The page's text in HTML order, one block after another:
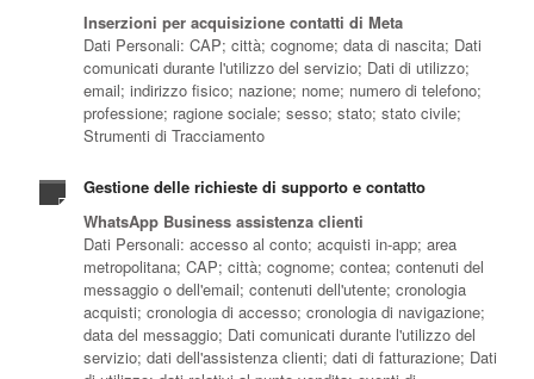
Inserzioni per acquisizione contatti di Meta
Dati Personali: CAP; città; cognome; data di nascita; Dati
comunicati durante l'utilizzo del servizio; Dati di utilizzo;
email; indirizzo fisico; nazione; nome; numero di telefono;
professione; ragione sociale; sesso; stato; stato civile;
Strumenti di Tracciamento
Gestione delle richieste di supporto e contatto
WhatsApp Business assistenza clienti
Dati Personali: accesso al conto; acquisti in-app; area
metropolitana; CAP; città; cognome; contea; contenuti del
messaggio o dell'email; contenuti dell'utente; cronologia
acquisti; cronologia di accesso; cronologia di navigazione;
data del messaggio; Dati comunicati durante l'utilizzo del
servizio; dati dell'assistenza clienti; dati di fatturazione; Dati